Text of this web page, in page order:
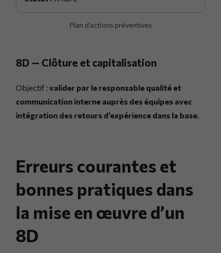
Plan d’actions préventives
8D — Clôture et capitalisation
Objectif : valider par le responsable qualité et
communication interne auprès des équipes avec
intégration des retours d’expérience dans la base.
Erreurs courantes et
bonnes pratiques dans
la mise en œuvre d’un
8D